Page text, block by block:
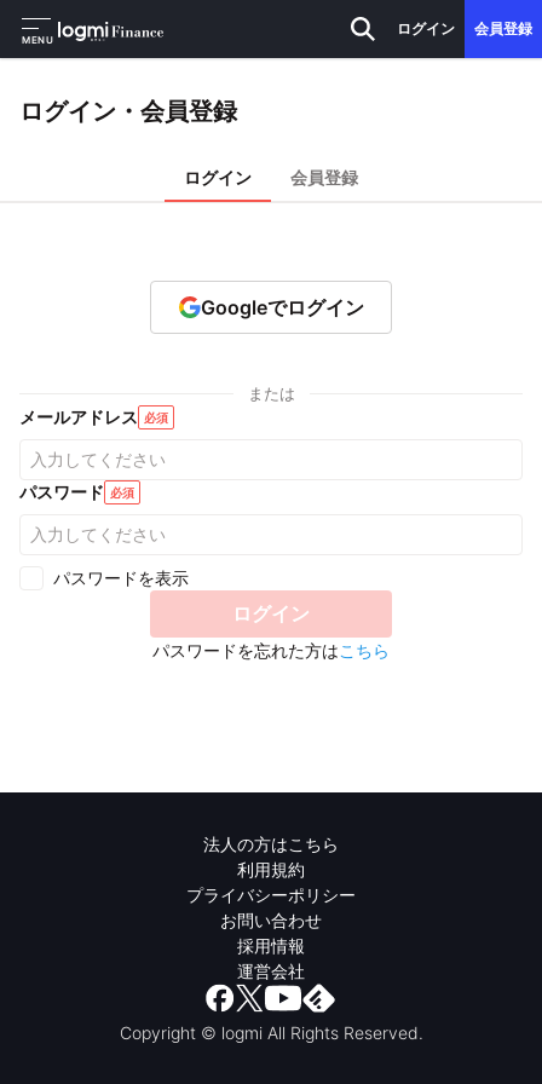
MENU
ログイン 会員登録
ログイン・会員登録
ログイン 会員登録
Googleでログイン
または
メールアドレス 必須
パスワード 必須
パスワードを表示
ログイン
パスワードを忘れた方はこちら
法人の方はこちら
利用規約
プライバシーポリシー
お問い合わせ
採用情報
運営会社
Copyright © logmi All Rights Reserved.